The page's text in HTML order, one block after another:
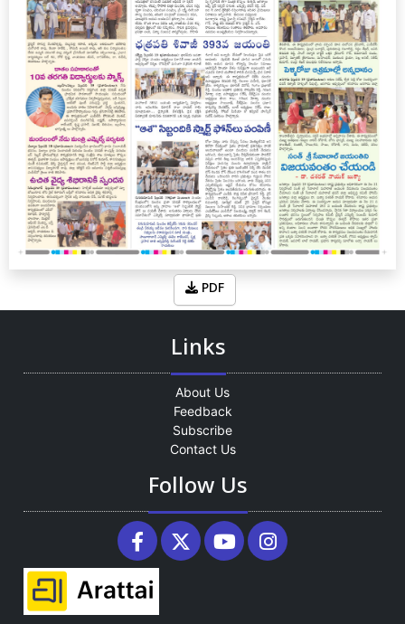
PDF
Links
About Us
Feedback
Subscribe
Contact Us
Follow Us